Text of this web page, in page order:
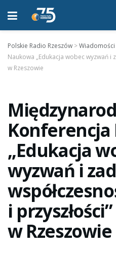
Polskie Radio Rzeszów >Wiadomości
Naukowa „Edukacja wobec wyzwań i
w Rzeszowie
„Edukacja
wyzwań i
i przyszłości”
w Rzeszowie